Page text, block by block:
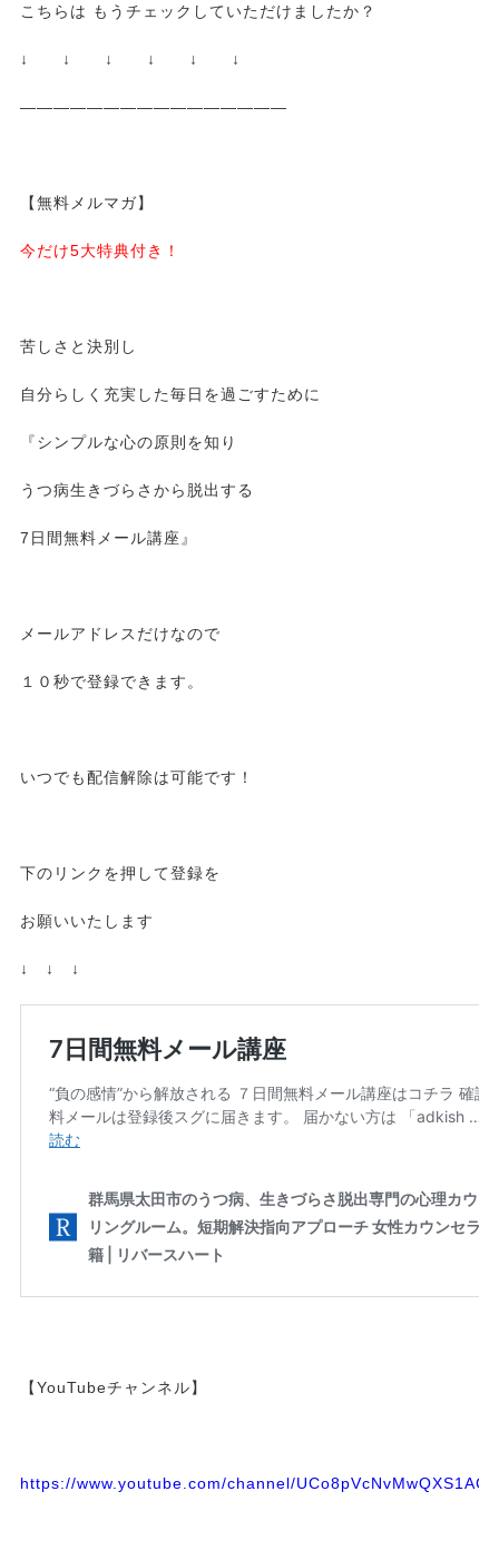
こちらは もうチェックしていただけましたか？
↓ ↓ ↓ ↓ ↓ ↓
————————————————
【無料メルマガ】
今だけ5大特典付き！
苦しさと決別し
自分らしく充実した毎日を過ごすために
『シンプルな心の原則を知り
うつ病生きづらさから脱出する
7日間無料メール講座』
メールアドレスだけなので
１０秒で登録できます。
いつでも配信解除は可能です！
下のリンクを押して登録を
お願いいたします
↓ ↓ ↓
【YouTubeチャンネル】
https://www.youtube.com/channel/